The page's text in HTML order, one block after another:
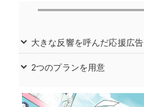
大きな反響を呼んだ応援広告
2つのプランを用意